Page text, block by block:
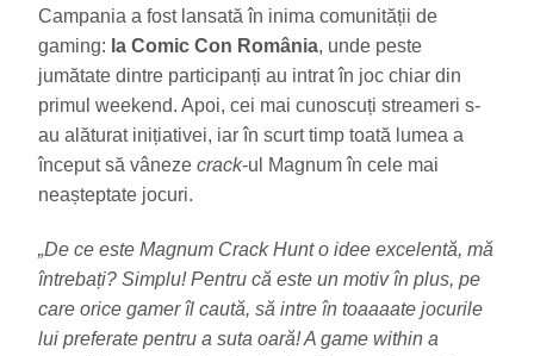
Campania a fost lansată în inima comunității de
gaming: la Comic Con România, unde peste
jumătate dintre participanți au intrat în joc chiar din
primul weekend. Apoi, cei mai cunoscuți streameri s-
au alăturat inițiativei, iar în scurt timp toată lumea a
început să vâneze crack-ul Magnum în cele mai
neașteptate jocuri.
„De ce este Magnum Crack Hunt o idee excelentă, mă
întrebați? Simplu! Pentru că este un motiv în plus, pe
care orice gamer îl caută, să intre în toaaaate jocurile
lui preferate pentru a suta oară! A game within a